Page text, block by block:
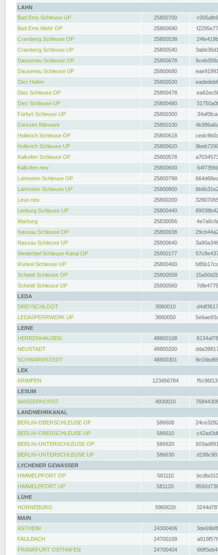
LAHN
Bad Ems Schleuse UP
25800700
Bad Ems Wehr OP
25800690
Cramberg Schleuse OP
25800538
Cramberg Schleuse UP
25800540
Dausenau Schleuse OP
25800678
Dausenau Schleuse UP
25800680
Diez Hafen
25800500
Diez Schleuse OP
25800478
Diez Schleuse UP
25800480
Fürfurt Schleuse UP
25800300
Giessen Klärwerk
25800100
Hollerich Schleuse OP
25800618
Hollerich Schleuse UP
25800620
Kalkofen Schleuse OP
25800578
Kalkofen neu
25800600
Lahnstein Schleuse OP
25800798
Lahnstein Schleuse UP
25800800
Leun neu
25800200
Limburg Schleuse UP
25800440
Marburg
25830056
Nassau Schleuse OP
25800638
Nassau Schleuse UP
25800640
Niederbiel Schleuse Kanal OP
25800177
Runkel Schleuse UP
25800400
Scheidt Schleuse OP
25800558
Scheidt Schleuse UP
25800560
LEDA
DREYSCHLOOT
3880010
LEDASPERRWERK UP
3880050
LEINE
HERRENHAUSEN
48800108
NEUSTADT
48800200
SCHWARMSTEDT
48800301
LEK
KRIMPEN
123456784
LESUM
WASSERHORST
4930010
LANDWEHRKANAL
BERLIN-OBERSCHLEUSE OP
586600
BERLIN-OBERSCHLEUSE UP
586610
BERLIN-UNTERSCHLEUSE OP
586620
BERLIN-UNTERSCHLEUSE UP
586630
LYCHENER GEWÄSSER
HIMMELPFORT OP
581110
HIMMELPFORT UP
581120
LÜHE
HORNEBURG
5960020
MAIN
ASTHEIM
24300406
FAULBACH
24700109
FRANKFURT OSTHAFEN
24700404